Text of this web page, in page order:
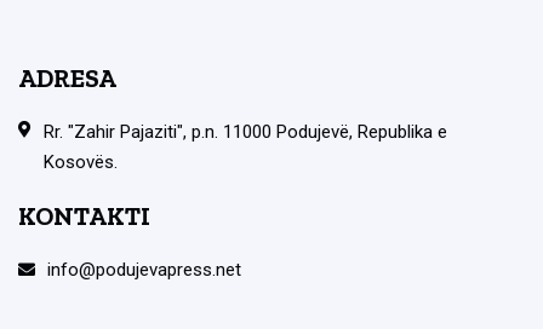
ADRESA
Rr. "Zahir Pajaziti", p.n. 11000 Podujevë, Republika e
Kosovës.
KONTAKTI
info@podujevapress.net